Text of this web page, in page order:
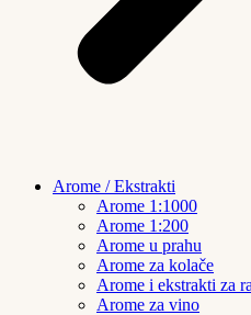
Arome / Ekstrakti
Arome 1:1000
Arome 1:200
Arome u prahu
Arome za kolače
Arome i ekstrakti za
Arome za vino